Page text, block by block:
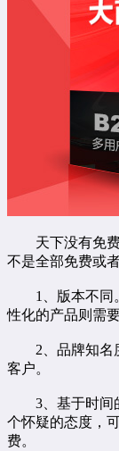
天下没有免费
不是全部免费或
1、版本不同。
性化的产品则需
2、品牌知名度
客户。
3、基于时间的
个怀疑的态度，
费。